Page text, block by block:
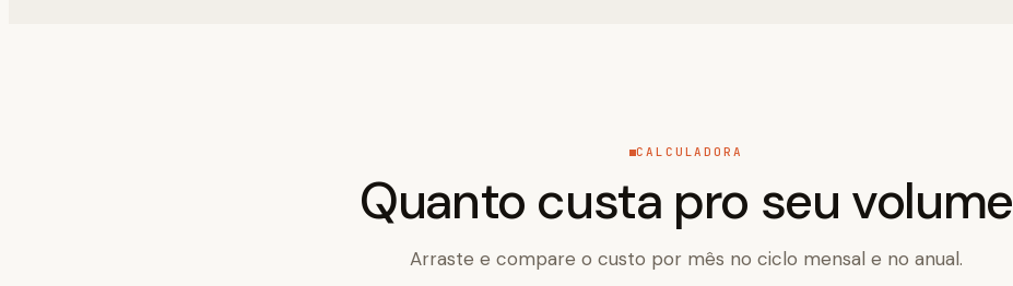
CALCULADORA
Quanto custa pro seu volume
Arraste e compare o custo por mês no ciclo mensal e no anual.